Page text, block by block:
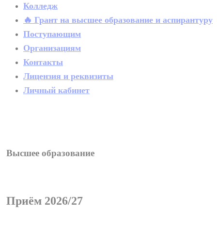
Колледж
🔥 Грант на высшее образование и аспирантуру
Поступающим
Организациям
Контакты
Лицензия и реквизиты
Личный кабинет
Высшее образование
Приём 2026/27